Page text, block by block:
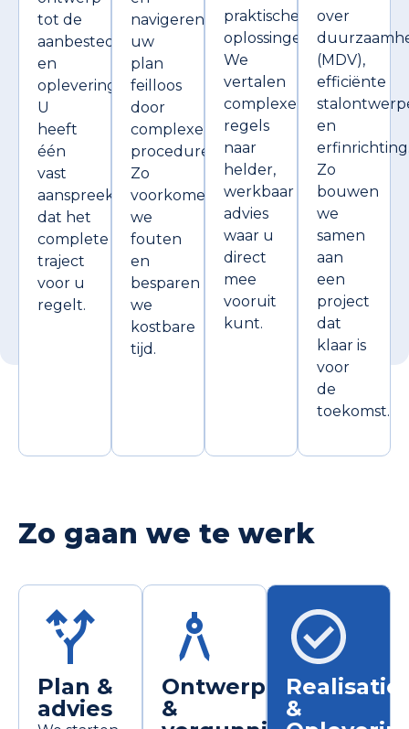
tot de
aanbesteding
en
oplevering.
U
heeft
één
vast
aanspreekpunt
dat het
complete
traject
voor u
regelt.
navigeren
uw
plan
feilloos
door
complexe
procedures.
Zo
voorkomen
we
fouten
en
besparen
we
kostbare
tijd.
praktische
oplossingen.
We
vertalen
complexe
regels
naar
helder,
werkbaar
advies
waar u
direct
mee
vooruit
kunt.
over
(MDV),
efficiënte
en
Zo
bouwen
we
samen
aan
een
project
dat
klaar is
voor
de
toekomst.
Zo gaan we te werk
Plan &
advies
Ontwerp
&
Realisatie
&